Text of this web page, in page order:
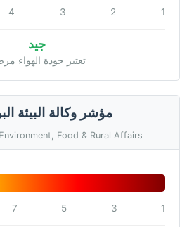
1
2
3
4
جيد
تعتبر جودة الهواء
مؤشر وكالة البيئة
Food & Rural Affairs
1
3
5
7